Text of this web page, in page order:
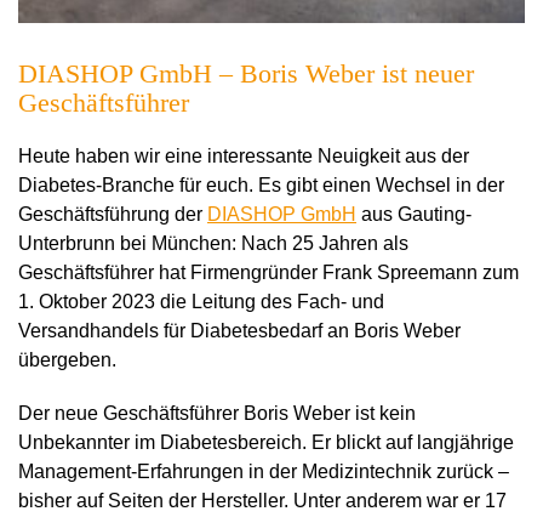
DIASHOP GmbH – Boris Weber ist neuer
Geschäftsführer
Heute haben wir eine interessante Neuigkeit aus der
Diabetes-Branche für euch. Es gibt einen Wechsel in der
Geschäftsführung der DIASHOP GmbH aus Gauting-
Unterbrunn bei München: Nach 25 Jahren als
Geschäftsführer hat Firmengründer Frank Spreemann zum
1. Oktober 2023 die Leitung des Fach- und
Versandhandels für Diabetesbedarf an Boris Weber
übergeben.
Der neue Geschäftsführer Boris Weber ist kein
Unbekannter im Diabetesbereich. Er blickt auf langjährige
Management-Erfahrungen in der Medizintechnik zurück –
bisher auf Seiten der Hersteller. Unter anderem war er 17